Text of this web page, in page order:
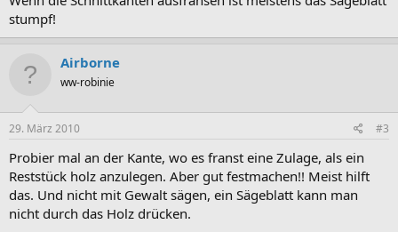
stumpf!
Airborne
ww-robinie
29. März 2010 #3
Probier mal an der Kante, wo es franst eine Zulage, als ein
Reststück holz anzulegen. Aber gut festmachen!! Meist hilft
das. Und nicht mit Gewalt sägen, ein Sägeblatt kann man
nicht durch das Holz drücken.